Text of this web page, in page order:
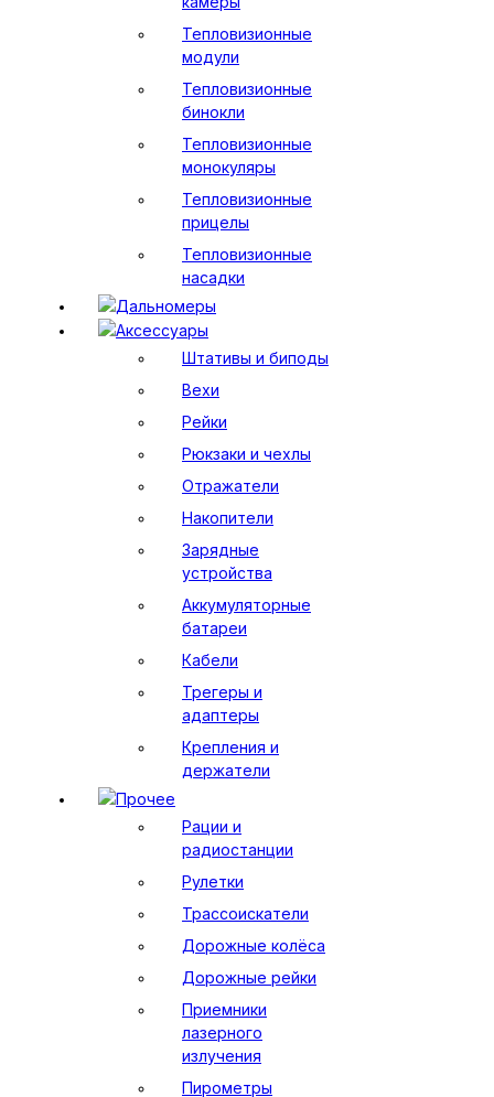
Тепловизионные
модули
Тепловизионные
бинокли
Тепловизионные
монокуляры
Тепловизионные
прицелы
Тепловизионные
насадки
Дальномеры
Аксессуары
Штативы и биподы
Вехи
Рейки
Рюкзаки и чехлы
Отражатели
Накопители
Зарядные
устройства
Аккумуляторные
батареи
Кабели
Трегеры и
адаптеры
Крепления и
держатели
Прочее
Рации и
радиостанции
Рулетки
Трассоискатели
Дорожные колёса
Дорожные рейки
Приемники
лазерного
излучения
Пирометры